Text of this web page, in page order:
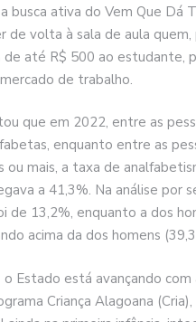
busca ativa do Vem Que
de volta à sala de aula
até R$ 500 ao estudante,
de trabalho.
que em 2022, entre as
enquanto entre as
ou mais, a taxa de
a 41,3%. Na análise por
de 13,2%, enquanto a dos
acima da dos homens
Estado está avançando
Criança Alagoana